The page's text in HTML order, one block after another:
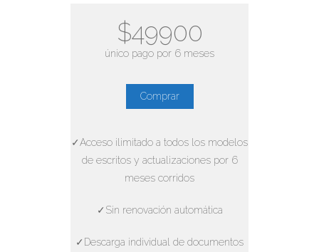
$49900
único pago por 6 meses
Comprar
✓Acceso ilimitado a todos los modelos
de escritos y actualizaciones por 6
meses corridos
✓Sin renovación automática
✓Descarga individual de documentos